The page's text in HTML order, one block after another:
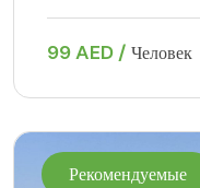
99 AED / Человек
Рекомендуемые